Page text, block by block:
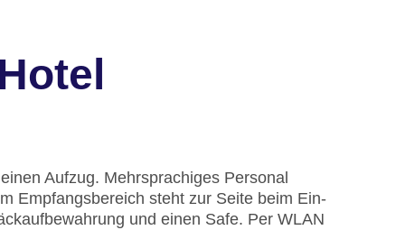
Aufzug. Mehrsprachiges Personal
Empfangsbereich steht zur Seite beim Ein-
und einen Safe. Per WLAN